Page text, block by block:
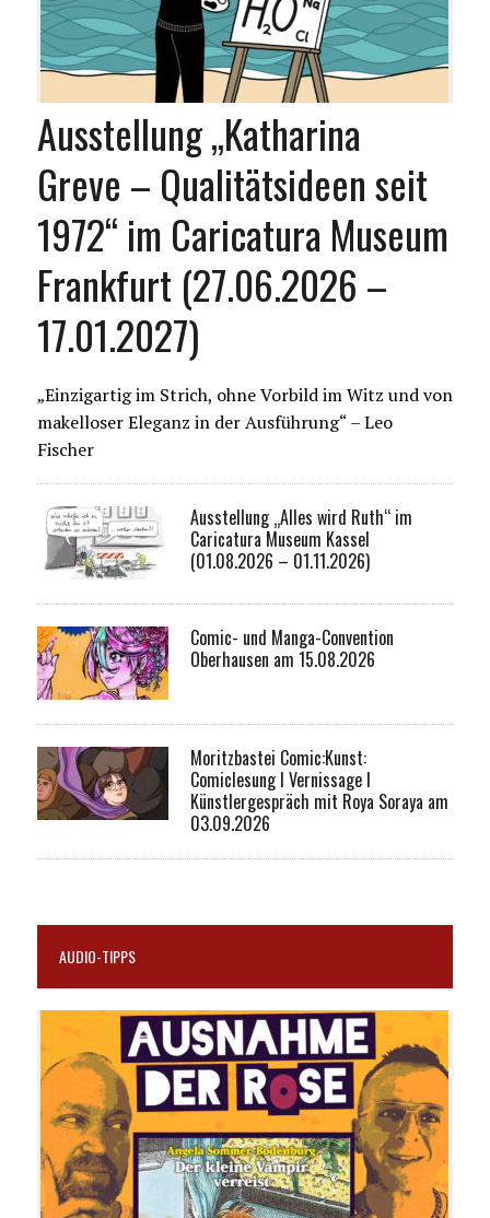
Ausstellung „Katharina
Greve – Qualitätsideen seit
1972“ im Caricatura Museum
Frankfurt (27.06.2026 –
17.01.2027)
„Einzigartig im Strich, ohne Vorbild im Witz und von
makelloser Eleganz in der Ausführung“ – Leo
Fischer
Ausstellung „Alles wird Ruth“ im
Caricatura Museum Kassel
(01.08.2026 – 01.11.2026)
Comic- und Manga-Convention
Oberhausen am 15.08.2026
Moritzbastei Comic:Kunst:
Comiclesung I Vernissage I
Künstlergespräch mit Roya Soraya am
03.09.2026
AUDIO-TIPPS